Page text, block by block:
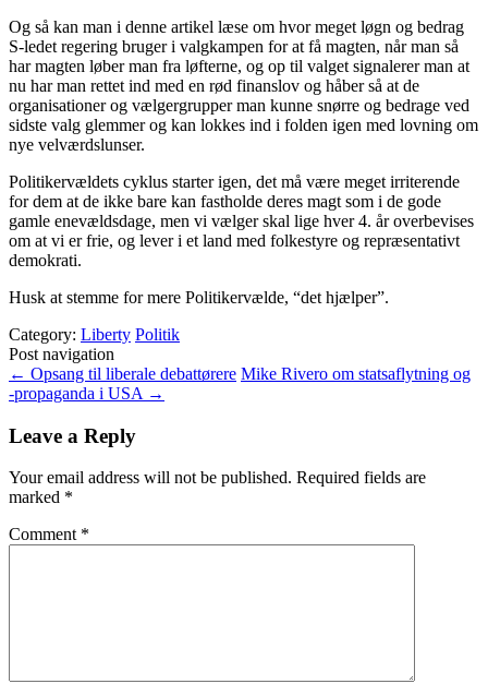
Og så kan man i denne artikel læse om hvor meget løgn og bedrag
S-ledet regering bruger i valgkampen for at få magten, når man så
har magten løber man fra løfterne, og op til valget signalerer man at
nu har man rettet ind med en rød finanslov og håber så at de
organisationer og vælgergrupper man kunne snørre og bedrage ved
sidste valg glemmer og kan lokkes ind i folden igen med lovning om
nye velværdslunser.
Politikervældets cyklus starter igen, det må være meget irriterende
for dem at de ikke bare kan fastholde deres magt som i de gode
gamle enevældsdage, men vi vælger skal lige hver 4. år overbevises
om at vi er frie, og lever i et land med folkestyre og repræsentativt
demokrati.
Husk at stemme for mere Politikervælde, “det hjælper”.
Category: Liberty Politik
Post navigation
← Opsang til liberale debattørere Mike Rivero om statsaflytning og
-propaganda i USA →
Leave a Reply
Your email address will not be published. Required fields are
marked *
Comment *